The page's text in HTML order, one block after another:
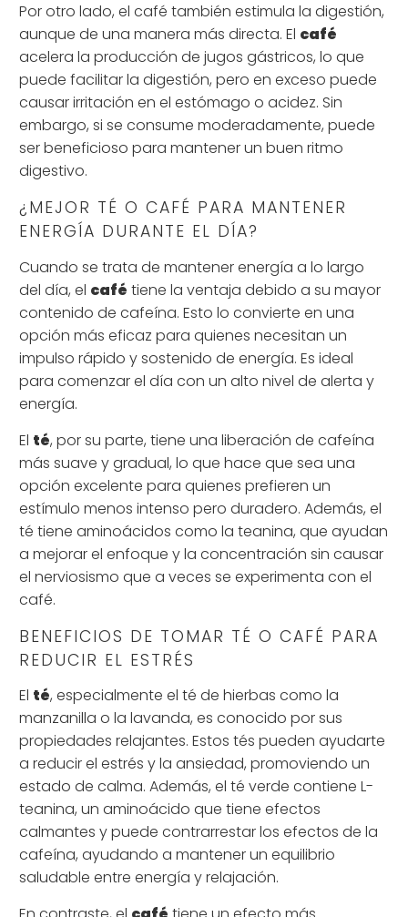
Por otro lado, el café también estimula la digestión,
aunque de una manera más directa. El café
acelera la producción de jugos gástricos, lo que
puede facilitar la digestión, pero en exceso puede
causar irritación en el estómago o acidez. Sin
embargo, si se consume moderadamente, puede
ser beneficioso para mantener un buen ritmo
digestivo.
¿MEJOR TÉ O CAFÉ PARA MANTENER
ENERGÍA DURANTE EL DÍA?
Cuando se trata de mantener energía a lo largo
del día, el café tiene la ventaja debido a su mayor
contenido de cafeína. Esto lo convierte en una
opción más eficaz para quienes necesitan un
impulso rápido y sostenido de energía. Es ideal
para comenzar el día con un alto nivel de alerta y
energía.
El té, por su parte, tiene una liberación de cafeína
más suave y gradual, lo que hace que sea una
opción excelente para quienes prefieren un
estímulo menos intenso pero duradero. Además, el
té tiene aminoácidos como la teanina, que ayudan
a mejorar el enfoque y la concentración sin causar
el nerviosismo que a veces se experimenta con el
café.
BENEFICIOS DE TOMAR TÉ O CAFÉ PARA
REDUCIR EL ESTRÉS
El té, especialmente el té de hierbas como la
manzanilla o la lavanda, es conocido por sus
propiedades relajantes. Estos tés pueden ayudarte
a reducir el estrés y la ansiedad, promoviendo un
estado de calma. Además, el té verde contiene L-
teanina, un aminoácido que tiene efectos
calmantes y puede contrarrestar los efectos de la
cafeína, ayudando a mantener un equilibrio
saludable entre energía y relajación.